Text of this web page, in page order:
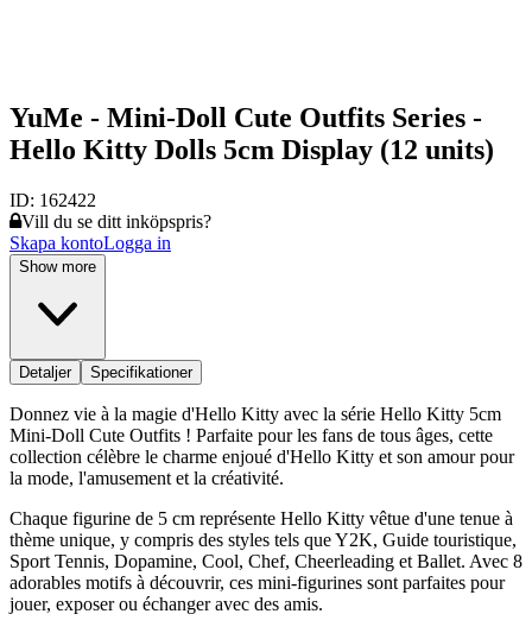
YuMe - Mini-Doll Cute Outfits Series -
Hello Kitty Dolls 5cm Display (12 units)
ID: 162422
Vill du se ditt inköpspris?
Skapa kontoLogga in
Show more
Detaljer Specifikationer
Donnez vie à la magie d'Hello Kitty avec la série Hello Kitty 5cm
Mini-Doll Cute Outfits ! Parfaite pour les fans de tous âges, cette
collection célèbre le charme enjoué d'Hello Kitty et son amour pour
la mode, l'amusement et la créativité.
Chaque figurine de 5 cm représente Hello Kitty vêtue d'une tenue à
thème unique, y compris des styles tels que Y2K, Guide touristique,
Sport Tennis, Dopamine, Cool, Chef, Cheerleading et Ballet. Avec 8
adorables motifs à découvrir, ces mini-figurines sont parfaites pour
jouer, exposer ou échanger avec des amis.